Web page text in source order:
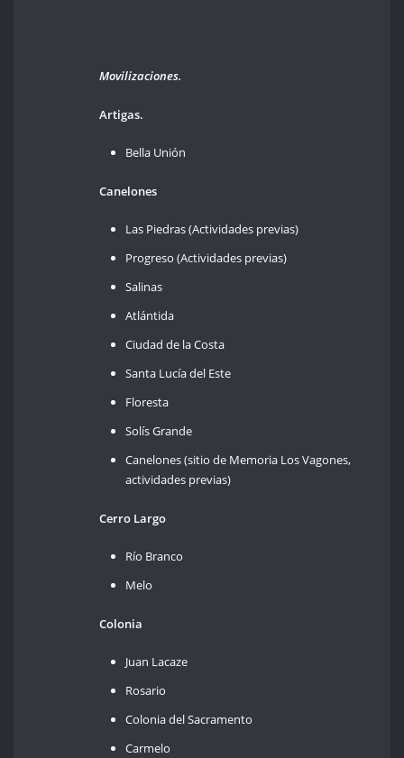
Movilizaciones.
Artigas.
Bella Unión
Canelones
Las Piedras (Actividades previas)
Progreso (Actividades previas)
Salinas
Atlántida
Ciudad de la Costa
Santa Lucía del Este
Floresta
Solís Grande
Canelones (sitio de Memoria Los Vagones,
actividades previas)
Cerro Largo
Río Branco
Melo
Colonia
Juan Lacaze
Rosario
Colonia del Sacramento
Carmelo